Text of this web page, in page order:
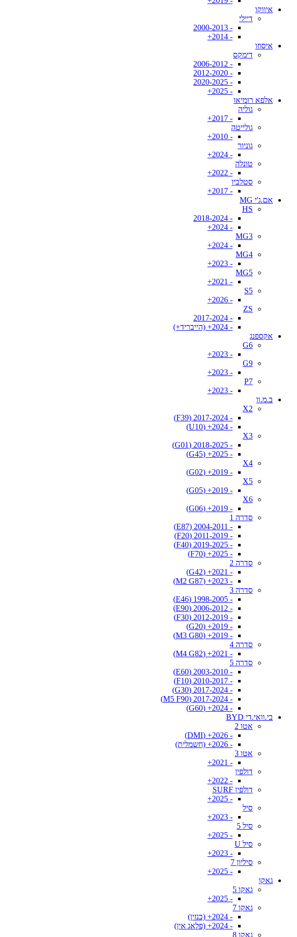
איווקו
דיילי
- 2000-2013
- 2014+
איסוזו
דימקס
- 2006-2012
- 2012-2020
- 2020-2025
- 2025+
אלפא רומיאו
גוליה
- 2017+
גולייטה
- 2010+
גוניור
- 2024+
טונלה
- 2022+
סטלביו
- 2017+
אם.ג'י MG
HS
- 2018-2024
- 2024+
MG3
- 2024+
MG4
- 2023+
MG5
- 2021+
S5
- 2026+
ZS
- 2017-2024
- 2024+ (הייבריד+)
אקספנג
G6
- 2023+
G9
- 2023+
P7
- 2023+
ב.מ.וו
X2
- 2017-2024 (F39)
- 2024+ (U10)
X3
- 2018-2025 (G01)
- 2025+ (G45)
X4
- 2019+ (G02)
X5
- 2019+ (G05)
X6
- 2019+ (G06)
סדרה 1
- 2004-2011 (E87)
- 2011-2019 (F20)
- 2019-2025 (F40)
- 2025+ (F70)
סדרה 2
- 2021+ (G42)
- 2023+ (M2 G87)
סדרה 3
- 1998-2005 (E46)
- 2006-2012 (E90)
- 2012-2019 (F30)
- 2019+ (G20)
- 2019+ (M3 G80)
סדרה 4
- 2021+ (M4 G82)
סדרה 5
- 2003-2010 (E60)
- 2010-2017 (F10)
- 2017-2024 (G30)
- 2017-2024 (M5 F90)
- 2024+ (G60)
בי.וואי.די BYD
אטו 2
- 2026+ (DMI)
- 2026+ (חשמלית)
אטו 3
- 2021+
דולפין
- 2022+
דולפין SURF
- 2025+
סיל
- 2023+
סיל 5
- 2025+
סיל U
- 2023+
סיליון 7
- 2025+
גאקו
גאקו 5
- 2025+
גאקו 7
- 2024+ (בנזין)
- 2024+ (פלאג אין)
גאקו 8